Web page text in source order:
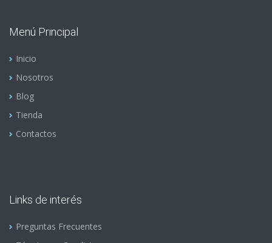
Menú Principal
Inicio
Nosotros
Blog
Tienda
Contactos
Links de interés
Preguntas Frecuentes